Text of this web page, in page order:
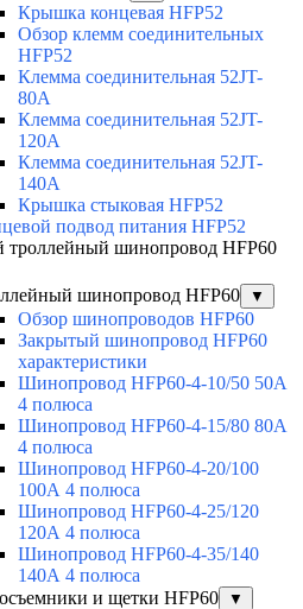
Крышка концевая HFP52
Обзор клемм соединительных
HFP52
Клемма соединительная 52JT-
80A
Клемма соединительная 52JT-
120A
Клемма соединительная 52JT-
140A
Крышка стыковая HFP52
подвод питания HFP52
троллейный шинопровод HFP60
шинопровод HFP60 ▼
Обзор шинопроводов HFP60
Закрытый шинопровод HFP60
характеристики
Шинопровод HFP60-4-10/50 50А
4 полюса
Шинопровод HFP60-4-15/80 80А
4 полюса
Шинопровод HFP60-4-20/100
100А 4 полюса
Шинопровод HFP60-4-25/120
120А 4 полюса
Шинопровод HFP60-4-35/140
140А 4 полюса
и щетки HFP60
▼